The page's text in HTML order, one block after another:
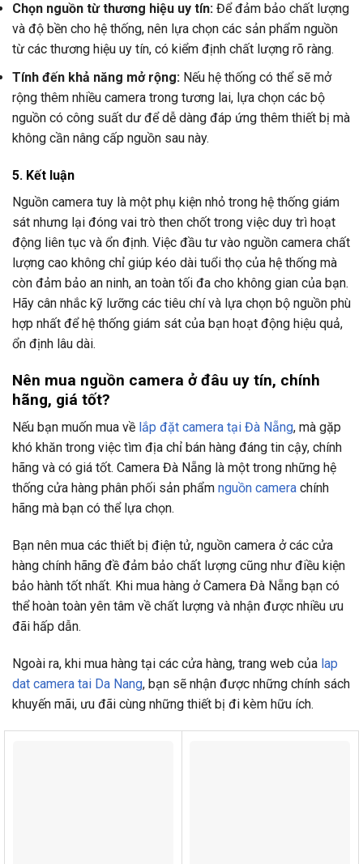
Chọn nguồn từ thương hiệu uy tín: Để đảm bảo chất lượng
và độ bền cho hệ thống, nên lựa chọn các sản phẩm nguồn
từ các thương hiệu uy tín, có kiểm định chất lượng rõ ràng.
Tính đến khả năng mở rộng: Nếu hệ thống có thể sẽ mở
rộng thêm nhiều camera trong tương lai, lựa chọn các bộ
nguồn có công suất dư để dễ dàng đáp ứng thêm thiết bị mà
không cần nâng cấp nguồn sau này.
5. Kết luận
Nguồn camera tuy là một phụ kiện nhỏ trong hệ thống giám
sát nhưng lại đóng vai trò then chốt trong việc duy trì hoạt
động liên tục và ổn định. Việc đầu tư vào nguồn camera chất
lượng cao không chỉ giúp kéo dài tuổi thọ của hệ thống mà
còn đảm bảo an ninh, an toàn tối đa cho không gian của bạn.
Hãy cân nhắc kỹ lưỡng các tiêu chí và lựa chọn bộ nguồn phù
hợp nhất để hệ thống giám sát của bạn hoạt động hiệu quả,
ổn định lâu dài.
Nên mua nguồn camera ở đâu uy tín, chính
hãng, giá tốt?
Nếu bạn muốn mua về lắp đặt camera tại Đà Nẵng, mà gặp
khó khăn trong việc tìm địa chỉ bán hàng đáng tin cậy, chính
hãng và có giá tốt. Camera Đà Nẵng là một trong những hệ
thống cửa hàng phân phối sản phẩm nguồn camera chính
hãng mà bạn có thể lựa chọn.
Bạn nên mua các thiết bị điện tử, nguồn camera ở các cửa
hàng chính hãng đề đảm bảo chất lượng cũng như điều kiện
bảo hành tốt nhất. Khi mua hàng ở Camera Đà Nẵng bạn có
thể hoàn toàn yên tâm về chất lượng và nhận được nhiều ưu
đãi hấp dẫn.
Ngoài ra, khi mua hàng tại các cửa hàng, trang web của lap
dat camera tai Da Nang, bạn sẽ nhận được những chính sách
khuyến mãi, ưu đãi cùng những thiết bị đi kèm hữu ích.